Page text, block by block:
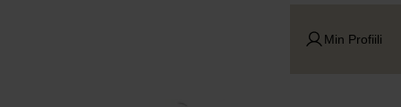
Min Profiili